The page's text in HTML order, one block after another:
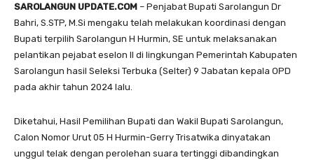
SAROLANGUN UPDATE.COM – Penjabat Bupati Sarolangun Dr
Bahri, S.STP, M.Si mengaku telah melakukan koordinasi dengan
Bupati terpilih Sarolangun H Hurmin, SE untuk melaksanakan
pelantikan pejabat eselon II di lingkungan Pemerintah Kabupaten
Sarolangun hasil Seleksi Terbuka (Selter) 9 Jabatan kepala OPD
pada akhir tahun 2024 lalu.
Diketahui, Hasil Pemilihan Bupati dan Wakil Bupati Sarolangun,
Calon Nomor Urut 05 H Hurmin-Gerry Trisatwika dinyatakan
unggul telak dengan perolehan suara tertinggi dibandingkan